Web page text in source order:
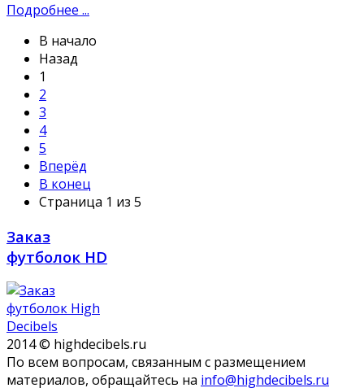
Подробнее ...
В начало
Назад
1
2
3
4
5
Вперёд
В конец
Страница 1 из 5
Заказ
футболок HD
2014 © highdecibels.ru
По всем вопросам, связанным с размещением
материалов, обращайтесь на info@highdecibels.ru